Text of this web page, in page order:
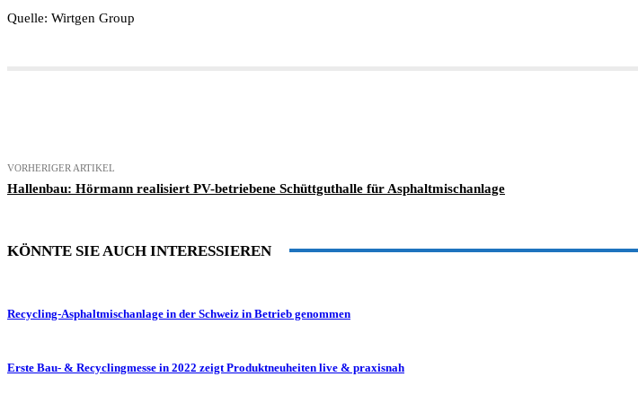
Quelle: Wirtgen Group
VORHERIGER ARTIKEL
Hallenbau: Hörmann realisiert PV-betriebene Schüttguthalle für Asphaltmischanlage
KÖNNTE SIE AUCH INTERESSIEREN
Recycling-Asphaltmischanlage in der Schweiz in Betrieb genommen
Erste Bau- & Recyclingmesse in 2022 zeigt Produktneuheiten live & praxisnah